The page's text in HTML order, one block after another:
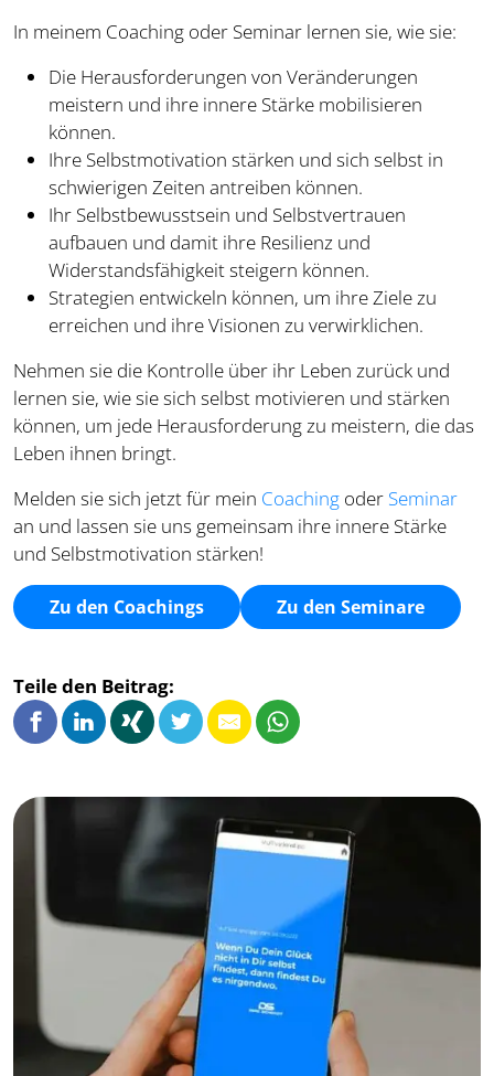
In meinem Coaching oder Seminar lernen sie, wie sie:
Die Herausforderungen von Veränderungen
meistern und ihre innere Stärke mobilisieren
können.
Ihre Selbstmotivation stärken und sich selbst in
schwierigen Zeiten antreiben können.
Ihr Selbstbewusstsein und Selbstvertrauen
aufbauen und damit ihre Resilienz und
Widerstandsfähigkeit steigern können.
Strategien entwickeln können, um ihre Ziele zu
erreichen und ihre Visionen zu verwirklichen.
Nehmen sie die Kontrolle über ihr Leben zurück und
lernen sie, wie sie sich selbst motivieren und stärken
können, um jede Herausforderung zu meistern, die das
Leben ihnen bringt.
Melden sie sich jetzt für mein Coaching oder Seminar
an und lassen sie uns gemeinsam ihre innere Stärke
und Selbstmotivation stärken!
Zu den Coachings Zu den Seminare
Teile den Beitrag: